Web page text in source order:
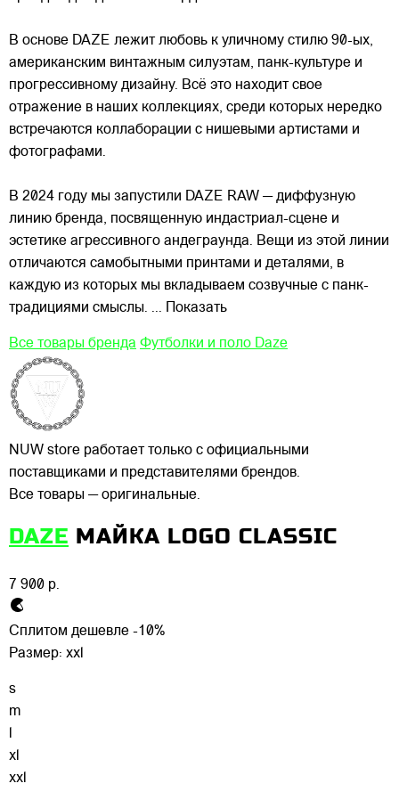
В основе DAZE лежит любовь к уличному стилю 90-ых,
американским винтажным силуэтам, панк-культуре и
прогрессивному дизайну. Всё это находит свое
отражение в наших коллекциях, среди которых нередко
встречаются коллаборации с нишевыми артистами и
фотографами.
В 2024 году мы запустили DAZE RAW — диффузную
линию бренда, посвященную индастриал-сцене и
эстетике агрессивного андеграунда. Вещи из этой линии
отличаются самобытными принтами и деталями, в
каждую из которых мы вкладываем созвучные с панк-
традициями смыслы. ... Показать
Все товары бренда Футболки и поло Daze
NUW store работает только с официальными
поставщиками и представителями брендов.
Все товары — оригинальные.
DAZE МАЙКА LOGO CLASSIC
7 900 р.
Сплитом дешевле -10%
Размер: xxl
s
m
l
xl
xxl